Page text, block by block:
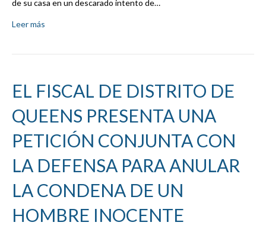
de su casa en un descarado intento de…
Leer más
EL FISCAL DE DISTRITO DE
QUEENS PRESENTA UNA
PETICIÓN CONJUNTA CON
LA DEFENSA PARA ANULAR
LA CONDENA DE UN
HOMBRE INOCENTE